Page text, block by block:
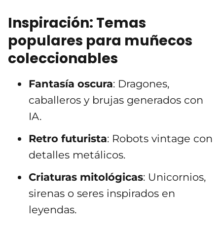
Inspiración: Temas
populares para muñecos
coleccionables
Fantasía oscura: Dragones,
caballeros y brujas generados con
IA.
Retro futurista: Robots vintage con
detalles metálicos.
Criaturas mitológicas: Unicornios,
sirenas o seres inspirados en
leyendas.